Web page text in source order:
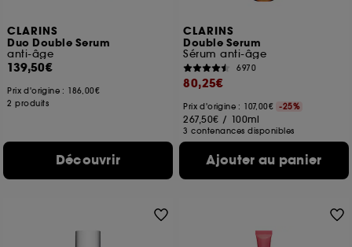
CLARINS
Duo Double Serum
anti-âge
139,50€
Prix d'origine : 186,00€
2 produits
Découvrir
CLARINS
Double Serum
Sérum anti-âge
6970
80,25€
Prix d'origine : 107,00€ -25%
267,50€ / 100ml
3 contenances disponibles
Ajouter au panier